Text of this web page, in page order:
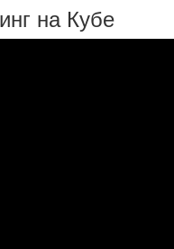
на Кубе